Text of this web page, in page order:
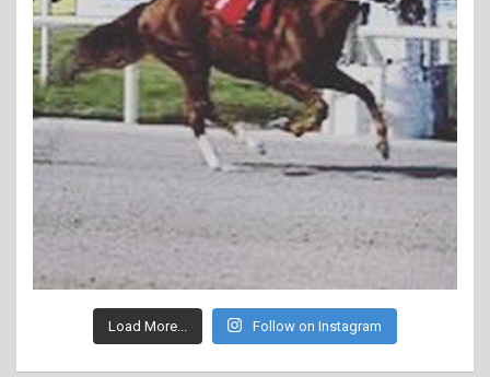
Load More... Follow on Instagram